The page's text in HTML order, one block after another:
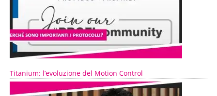
Titanium: l’evoluzione del Motion Control